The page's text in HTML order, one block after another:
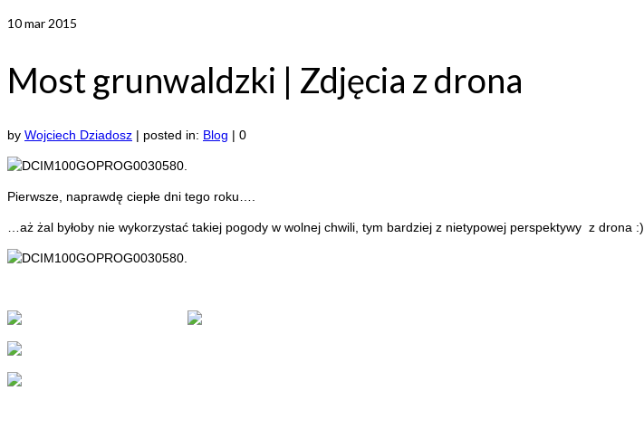
10mar 2015
Most grunwaldzki | Zdjęcia z drona
by Wojciech Dziadosz | posted in: Blog | 0
Pierwsze, naprawdę ciepłe dni tego roku….
…aż żal byłoby nie wykorzystać takiej pogody w wolnej chwili, tym bardziej z nietypowej perspektywy z drona :)